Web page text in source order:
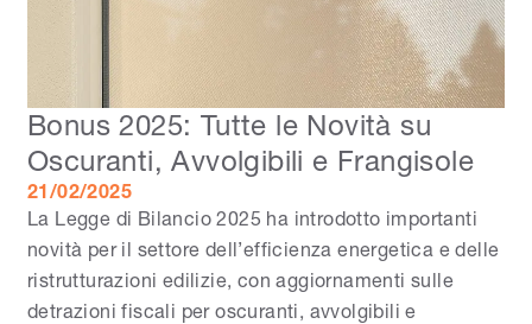
Bonus 2025: Tutte le Novità su
Oscuranti, Avvolgibili e Frangisole
21/02/2025
La Legge di Bilancio 2025 ha introdotto importanti
novità per il settore dell’efficienza energetica e delle
ristrutturazioni edilizie, con aggiornamenti sulle
detrazioni fiscali per oscuranti, avvolgibili e